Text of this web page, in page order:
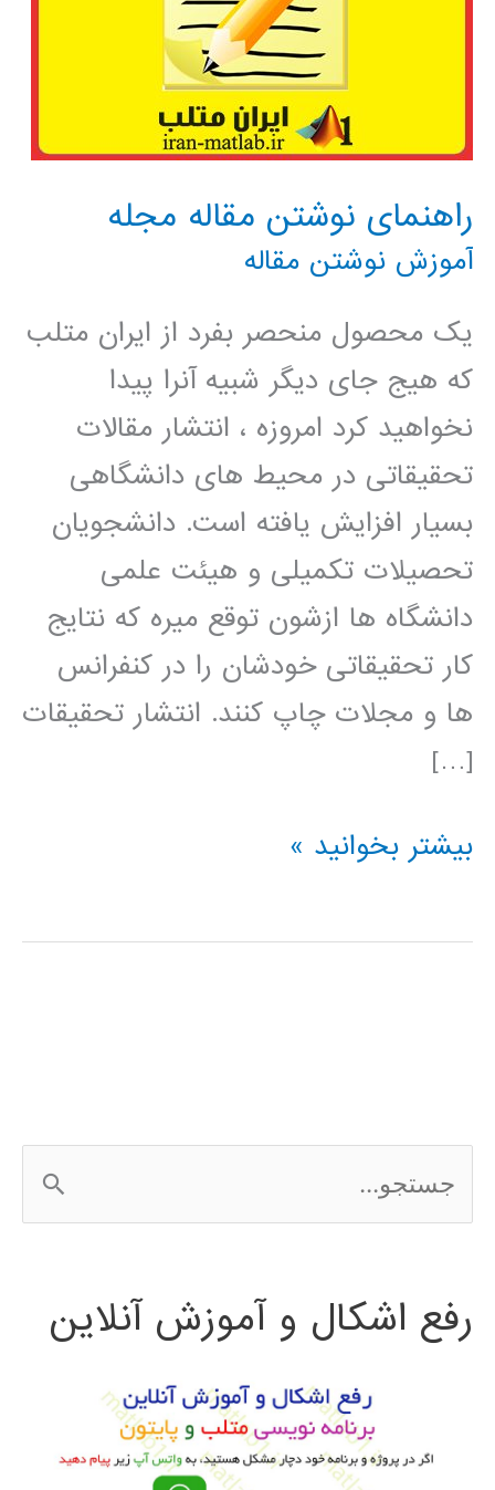
راهنمای نوشتن مقاله مجله
آموزش نوشتن مقاله
یک محصول منحصر بفرد از ایران متلب
که هیج جای دیگر شبیه آنرا پیدا
نخواهید کرد امروزه ، انتشار مقالات
تحقیقاتی در محیط های دانشگاهی
بسیار افزایش یافته است. دانشجویان
تحصیلات تکمیلی و هیئت علمی
دانشگاه ها ازشون توقع میره که نتایج
کار تحقیقاتی خودشان را در کنفرانس
ها و مجلات چاپ کنند. انتشار تحقیقات
[…]
راهنمای
مقاله
بیشتر بخوانید »
س
ج
رفع اشکال و آموزش آنلاین